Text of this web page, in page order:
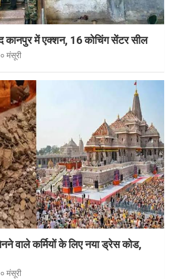
में एक्शन, 16 कोचिंग सेंटर सील
मंसूरी
वाले कर्मियों के लिए नया ड्रेस कोड,
मंसूरी